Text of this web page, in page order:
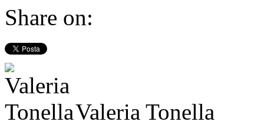
Share on:
Valeria Tonella